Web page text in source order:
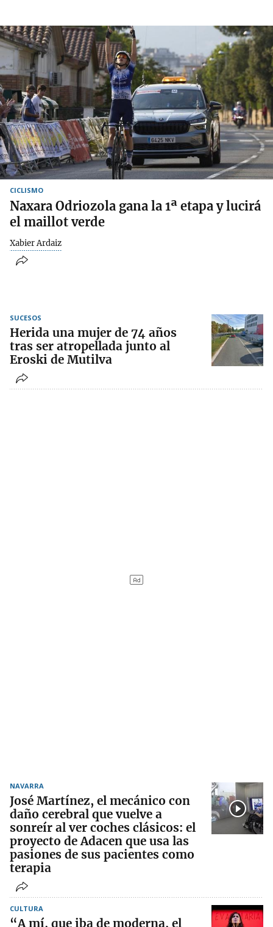
CICLISMO
Naxara Odriozola gana la 1ª etapa y lucirá
el maillot verde
Xabier Ardaiz
SUCESOS
Herida una mujer de 74 años
tras ser atropellada junto al
Eroski de Mutilva
NAVARRA
José Martínez, el mecánico con
daño cerebral que vuelve a
sonreír al ver coches clásicos: el
proyecto de Adacen que usa las
pasiones de sus pacientes como
terapia
CULTURA
“A mí, que iba de moderna, el